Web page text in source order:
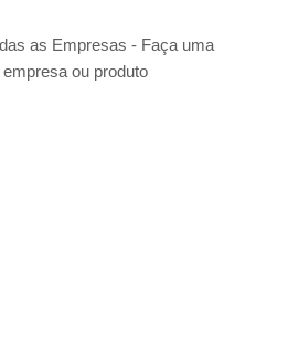
as Empresas - Faça uma
ou produto